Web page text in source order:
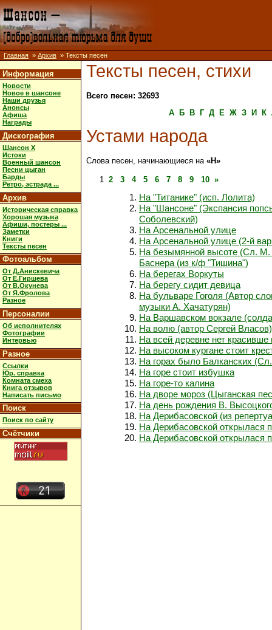
Главная » Архив » Тексты песен
Информация
Новости
Новое в шансоне
Наши друзья
Анонсы
Афиша
Награды
Дискография
Шансон X
Истоки
Военный шансон
Песни цыган
Барды
Ретро, эстрада ...
Архив
Историческая справка
Хорошая музыка
Афиши, постеры ...
Заметки
Книги
Тексты песен
Фотоальбом
От Д.Анискевича
От Е.Гиршева
От В.Окунева
От Я.Фролова
Разное
Персоналии
Об исполнителях
Фотографии
Интервью
Разное
Ссылки
Юр. справка
Комната смеха
Книга отзывов
Написать письмо
Поиск
Поиск по сайту
Счётчики
Тексты песен, стихи
Всего песен: 32693
А
Б В Г Д Е Ж З И К
Устами народа
Слова песен, начинающиеся на «Н»
1 2 3 4 5 6 7 8 9 10 »
На "Титанике" (исп. Лолита)
На "Шансоне" (Экспансия
Соболевский)
На Арсенальной улице
На Арсенальной улице (2-й
На безымянной высоте (Сл. М.
Баснера (из к/ф "Тишина")
На берегах Воркуты
На берегу сидит девица
На бульваре Гоголя (Автор
музыки А. Хачатурян)
На Варшавском вокзале
На волю (автор Сергей Власов)
На всей деревне нет красивше
На высоком кургане стоит
На горах было Балканских
На горе стоит избушка
На горе-то калина
На дворе мороз (Цыганская
На день рождения В.
На Дерибасовской (из
На Дерибасовской открылася
На Дерибасовской открылася